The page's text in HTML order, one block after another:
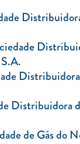
Distribuidora
de Gás do